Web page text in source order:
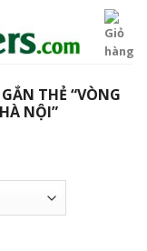
THẺ “VÒNG
NỘI”